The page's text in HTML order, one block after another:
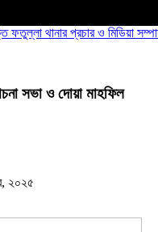
থানার প্রচার ও মিডিয়া সম্পাদক
সভা ও দোয়া মাহফিল
২০২৫